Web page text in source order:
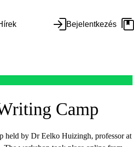
Bejelentkezés
Camp
held by Dr Eelko Huizingh, professor at